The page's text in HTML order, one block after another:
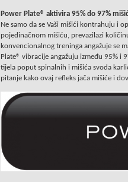
Power Plate® aktivira 95% do 97%
Ne samo da se Vaši mišići kontrahuju i
pojedinačnom mišiću, prevazilazi
konvencionalnog treninga angažuje se
Plate® vibracije angažuju između 95% i
tijela poput spinalnih i mišića svoda
pitanje kako ovaj refleks jača mišiće i